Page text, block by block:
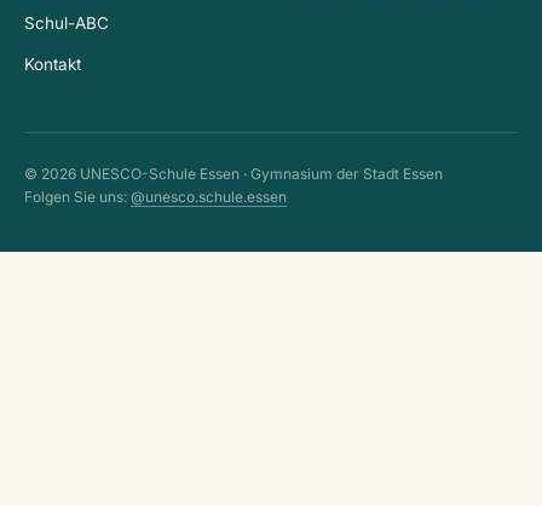
Schul-ABC
Kontakt
© 2026 UNESCO-Schule Essen · Gymnasium der Stadt Essen
Folgen Sie uns: @unesco.schule.essen